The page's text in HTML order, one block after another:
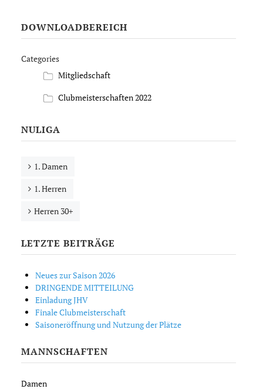
DOWNLOADBEREICH
Categories
Mitgliedschaft
Clubmeisterschaften 2022
NULIGA
1. Damen
1. Herren
Herren 30+
LETZTE BEITRÄGE
Neues zur Saison 2026
DRINGENDE MITTEILUNG
Einladung JHV
Finale Clubmeisterschaft
Saisoneröffnung und Nutzung der Plätze
MANNSCHAFTEN
Damen